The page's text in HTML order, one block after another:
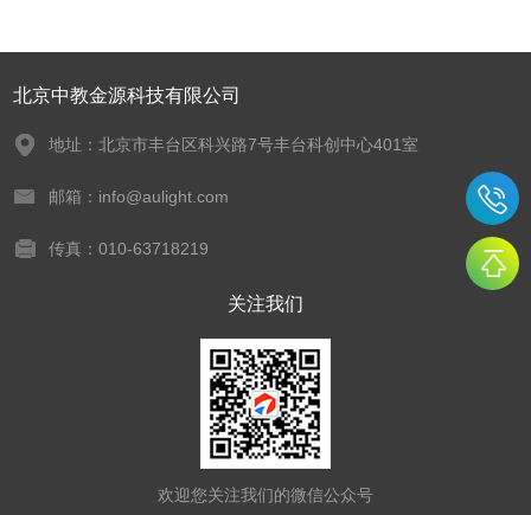
北京中教金源科技有限公司
地址：北京市丰台区科兴路7号丰台科创中心401室
邮箱：info@aulight.com
传真：010-63718219
关注我们
欢迎您关注我们的微信公众号